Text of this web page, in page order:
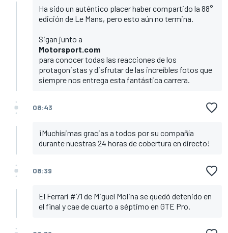
Ha sido un auténtico placer haber compartido la 88°
edición de Le Mans, pero esto aún no termina.
Sigan junto a
Motorsport.com
para conocer todas las reacciones de los
protagonistas y disfrutar de las increíbles fotos que
siempre nos entrega esta fantástica carrera.
08:43
¡Muchísimas gracias a todos por su compañía
durante nuestras 24 horas de cobertura en directo!
08:39
El Ferrari #71 de Miguel Molina se quedó detenido en
el final y cae de cuarto a séptimo en GTE Pro.